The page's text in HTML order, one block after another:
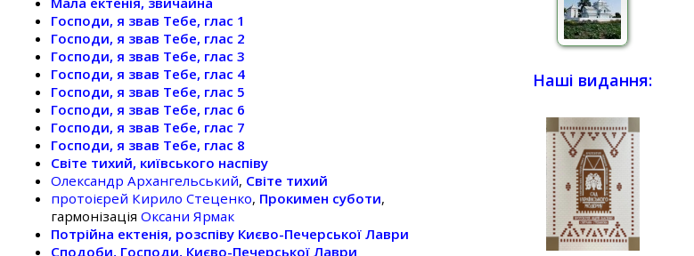
Господи, я звав Тебе, глас 1
Господи, я звав Тебе, глас 2
Господи, я звав Тебе, глас 3
Господи, я звав Тебе, глас 4
Господи, я звав Тебе, глас 5
Господи, я звав Тебе, глас 6
Господи, я звав Тебе, глас 7
Господи, я звав Тебе, глас 8
Світе тихий, київського наспіву
Олександр Архангельський, Світе тихий
протоієрей Кирило Стеценко, Прокимен суботи,
гармонізаціяОксани Ярмак
Потрійна ектенія, розспіву Києво-Печерської Лаври
Сподоби, Господи, Києво-Печерської Лаври
Наші видання: